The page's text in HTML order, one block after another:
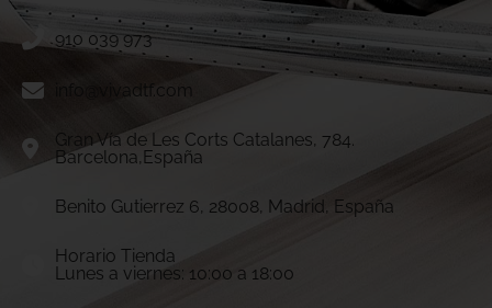
910 039 973
info@vivadtf.com
Gran Vía de Les Corts Catalanes, 784.
Barcelona,España
Benito Gutierrez 6, 28008, Madrid, España
Horario Tienda
Lunes a viernes: 10:00 a 18:00